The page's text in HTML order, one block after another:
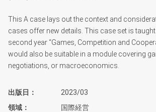
This A case lays out the context and
cases offer new details. This case set is taught
second year “Games, Competition and
would also be suitable in a module covering
negotiations, or macroeconomics.
出版日
2023/03
領域
国際経営